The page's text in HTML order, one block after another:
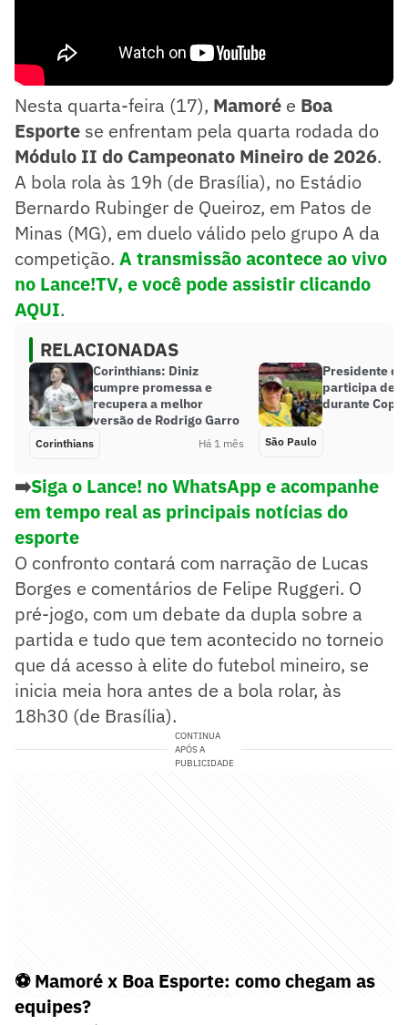
Nesta quarta-feira (17), Mamoré e Boa
Esporte se enfrentam pela quarta rodada do
Módulo II do Campeonato Mineiro de 2026.
A bola rola às 19h (de Brasília), no Estádio
Bernardo Rubinger de Queiroz, em Patos de
Minas (MG), em duelo válido pelo grupo A da
competição. A transmissão acontece ao vivo
no Lance!TV, e você pode assistir clicando
AQUI.
RELACIONADAS
Corinthians: Diniz
cumpre promessa e
recupera a melhor
versão de Rodrigo Garro
Corinthians Há 1 mês
Presidente
participa de
durante Copa
São Paulo
➡️Siga o Lance! no WhatsApp e acompanhe
em tempo real as principais notícias do
esporte
O confronto contará com narração de Lucas
Borges e comentários de Felipe Ruggeri. O
pré-jogo, com um debate da dupla sobre a
partida e tudo que tem acontecido no torneio
que dá acesso à elite do futebol mineiro, se
inicia meia hora antes de a bola rolar, às
18h30 (de Brasília).
CONTINUA
APÓS A
PUBLICIDADE
⚽ Mamoré x Boa Esporte: como chegam as
equipes?